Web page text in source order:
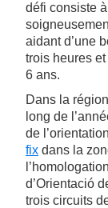
défi consiste
aidant d’une
trois heures
6 ans.
Dans la
long de
de
fix dans la
d’Orientació
trois circuits